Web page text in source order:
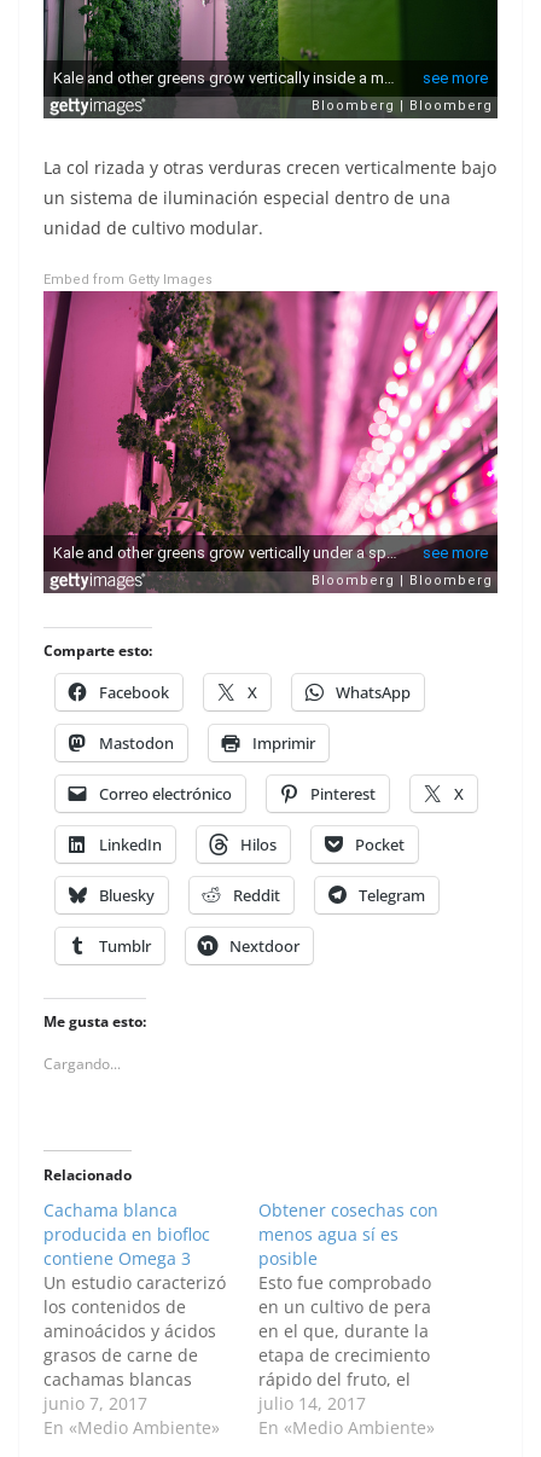
La col rizada y otras verduras crecen verticalmente bajo
un sistema de iluminación especial dentro de una
unidad de cultivo modular.
Embed from Getty Images
Comparte esto:
Facebook X WhatsApp
Mastodon Imprimir
Correo electrónico Pinterest X
LinkedIn Hilos Pocket
Bluesky Reddit Telegram
Tumblr Nextdoor
Me gusta esto:
Cargando...
Relacionado
Cachama blanca
producida en biofloc
contiene Omega 3
Un estudio caracterizó
los contenidos de
aminoácidos y ácidos
grasos de carne de
cachamas blancas
cultivadas con esta
técnica de producción
junio 7, 2017
En «Medio Ambiente»
Obtener cosechas con
menos agua sí es
posible
Esto fue comprobado
en un cultivo de pera
en el que, durante la
etapa de crecimiento
rápido del fruto, el
riego se redujo hasta
en un 100 % sin
julio 14, 2017
En «Medio Ambiente»